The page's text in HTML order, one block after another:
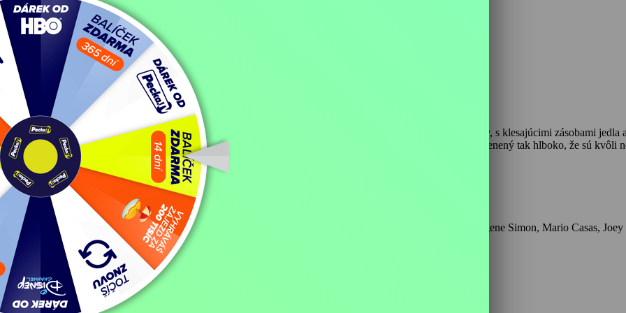
Eden
Filmy / Thrillery / Dramatické filmy,2014, USA, Malajsie, Španělsko, 90 min
Koupit TV online
Hodnocení:
50 %
Lietadlo vracajúce sa s členmi futbalového tímu stroskotá na opustenom ostrove. Zachráni sa iba časť posádky, s klesajúcimi zásobami
zachrániť a ako si obstarať potravu, čoskoro všetci zistia, že pud sebazáchrany je v mysliach niektorých zakorenený tak hlboko, že sú
Zobrazit více
Režie: Shyam Madiraju
Zobrazit více
Pořad aktuálně není v nabídce